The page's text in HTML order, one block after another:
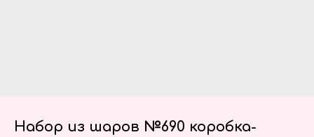
Набор из шаров №690 коробка-